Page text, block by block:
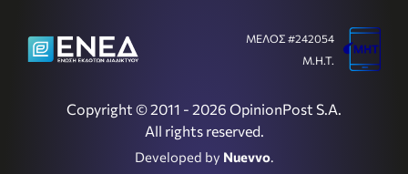
Copyright © 2011 - 2026 OpinionPost S.A.
All rights reserved.
Developed by Nuevvo
ΜΕΛΟΣ #242054
Μ.Η.Τ.